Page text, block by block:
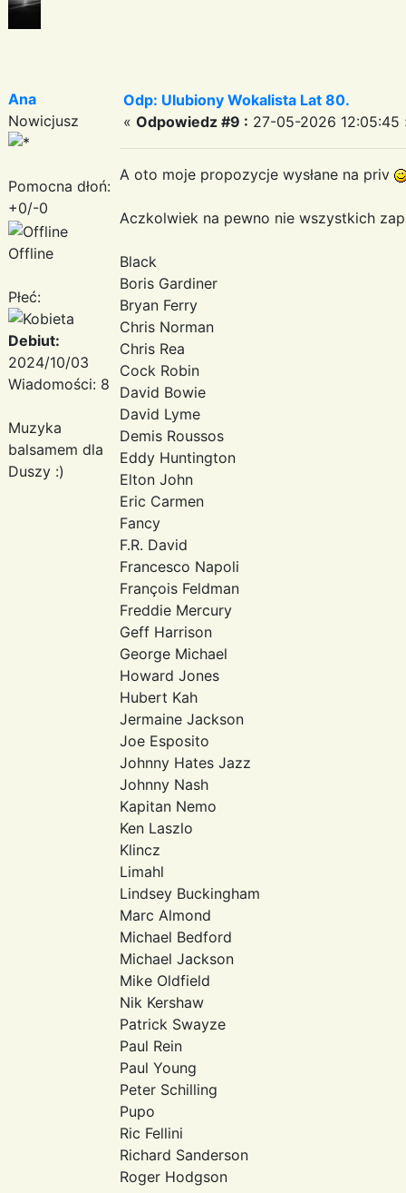
Ana
Nowicjusz
Pomocna dłoń:
+0/-0
Offline
Płeć:
Debiut:
2024/10/03
Wiadomości: 8
Muzyka
balsamem dla
Duszy :)
Odp: Ulubiony Wokalista Lat 80.
« Odpowiedz #9 : 27-05-2026 12:05:45
A oto moje propozycje wysłane na priv
Aczkolwiek na pewno nie wszystkich
Black
Boris Gardiner
Bryan Ferry
Chris Norman
Chris Rea
Cock Robin
David Bowie
David Lyme
Demis Roussos
Eddy Huntington
Elton John
Eric Carmen
Fancy
F.R. David
Francesco Napoli
François Feldman
Freddie Mercury
Geff Harrison
George Michael
Howard Jones
Hubert Kah
Jermaine Jackson
Joe Esposito
Johnny Hates Jazz
Johnny Nash
Kapitan Nemo
Ken Laszlo
Klincz
Limahl
Lindsey Buckingham
Marc Almond
Michael Bedford
Michael Jackson
Mike Oldfield
Nik Kershaw
Patrick Swayze
Paul Rein
Paul Young
Peter Schilling
Pupo
Ric Fellini
Richard Sanderson
Roger Hodgson